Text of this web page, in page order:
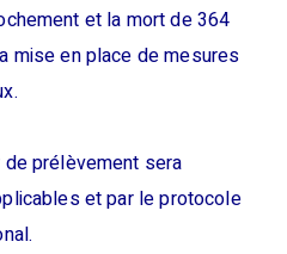
et la mort de 364
mise en place de mesures
prélèvement sera
et par le protocole